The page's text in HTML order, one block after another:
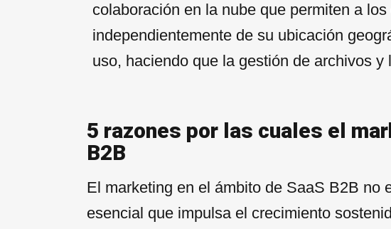
colaboración en la nube que permiten a
independientemente de su ubicación
uso, haciendo que la gestión de archivos
5 razones por las cuales el
B2B
El marketing en el ámbito de SaaS B2B no
esencial que impulsa el crecimiento